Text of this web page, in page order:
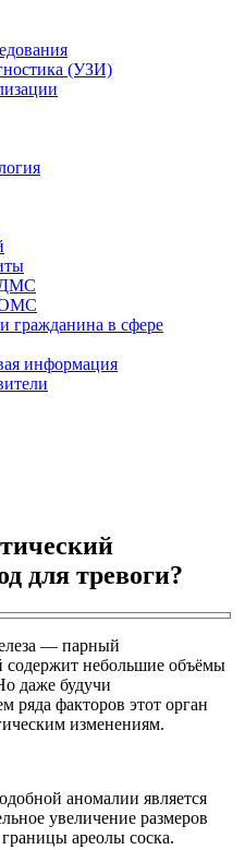
(УЗИ)
ДМС
ОМС
гражданина в сфере
информация
для тревоги?
— парный
содержит небольшие объёмы
даже будучи
ряда факторов этот орган
изменениям.
аномалии является
увеличение размеров
ареолы соска.